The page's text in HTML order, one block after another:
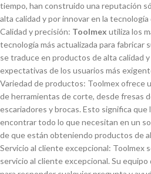
tiempo, han construido una reputación
alta calidad y por innovar en la
Calidad y precisión: Toolmex utiliza los
tecnologí­a más actualizada para fabricar
se traduce en productos de alta calidad
expectativas de los usuarios más
Variedad de productos: Toolmex ofrece
de herramientas de corte, desde fresas
escariadores y brocas. Esto significa
encontrar todo lo que necesitan en un
de que están obteniendo productos de
Servicio al cliente excepcional: Toolmex
servicio al cliente excepcional. Su